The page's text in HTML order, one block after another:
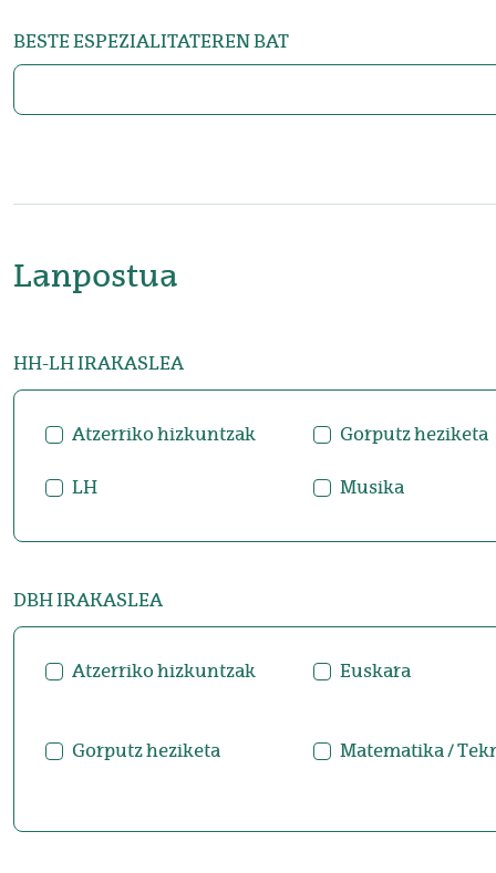
BESTE ESPEZIALITATEREN BAT
Lanpostua
HH-LH IRAKASLEA
Atzerriko hizkuntzak Gorputz heziketa
LH Musika
DBH IRAKASLEA
Atzerriko hizkuntzak Euskara
Gorputz heziketa Matematika /